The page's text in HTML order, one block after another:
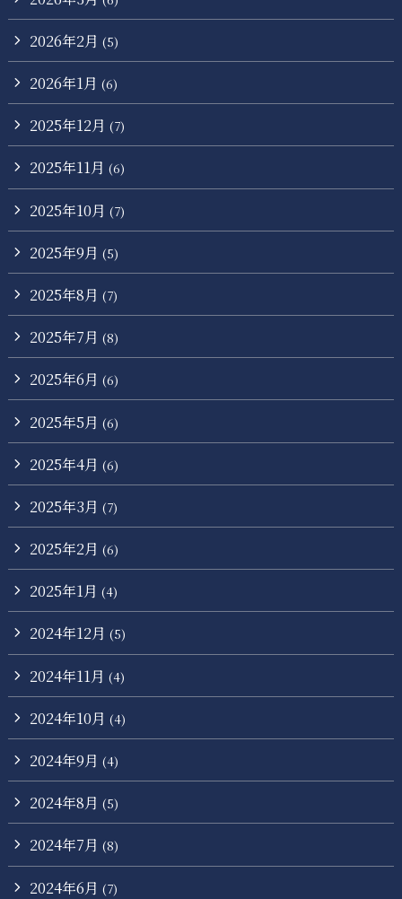
2026年2月 (5)
2026年1月 (6)
2025年12月 (7)
2025年11月 (6)
2025年10月 (7)
2025年9月 (5)
2025年8月 (7)
2025年7月 (8)
2025年6月 (6)
2025年5月 (6)
2025年4月 (6)
2025年3月 (7)
2025年2月 (6)
2025年1月 (4)
2024年12月 (5)
2024年11月 (4)
2024年10月 (4)
2024年9月 (4)
2024年8月 (5)
2024年7月 (8)
2024年6月 (7)